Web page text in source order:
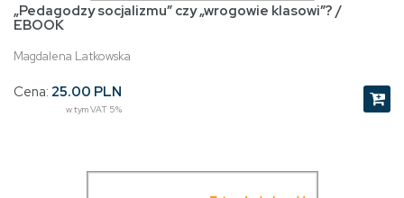
„Pedagodzy socjalizmu” czy „wrogowie klasowi”? /
EBOOK
Magdalena Latkowska
Cena: 25.00 PLN
w tym VAT 5%